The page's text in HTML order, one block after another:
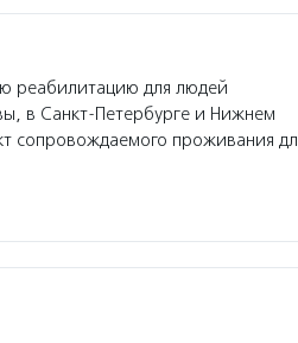
реабилитацию для людей
в Санкт-Петербурге и Нижнем
сопровождаемого проживания